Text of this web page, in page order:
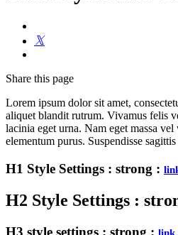
Share this page
Lorem ipsum dolor sit amet,
aliquet blandit rutrum. Vivamus felis
lacinia eget urna. Nam eget massa
elementum purus. Suspendisse
H1 Style Settings : strong :
H2 Style Settings :
H3 style settings : strong :